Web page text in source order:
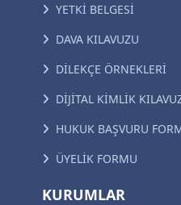
YETKİ BELGESİ
DAVA KILAVUZU
DİLEKÇE ÖRNEKLERİ
DİJİTAL KİMLİK
HUKUK BAŞVURU
ÜYELİK FORMU
KURUMLAR